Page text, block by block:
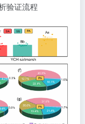
验证流程